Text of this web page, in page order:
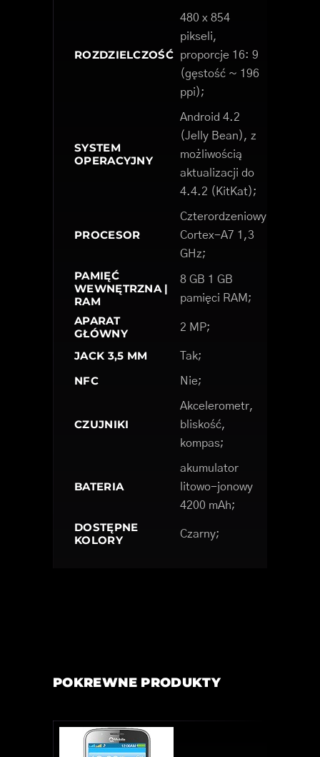
ROZDZIELCZOŚĆ
480 x 854
pikseli,
proporcje 16: 9
(gęstość ~ 196
ppi);
SYSTEM
OPERACYJNY
Android 4.2
(Jelly Bean), z
możliwością
aktualizacji do
4.4.2 (KitKat);
PROCESOR
Czterordzeniowy
Cortex-A7 1,3
GHz;
PAMIĘĆ
WEWNĘTRZNA |
RAM
8 GB 1 GB
pamięci RAM;
APARAT
GŁÓWNY
2 MP;
JACK 3,5 MM Tak;
NFC Nie;
CZUJNIKI
Akcelerometr,
bliskość,
kompas;
BATERIA
akumulator
litowo-jonowy
4200 mAh;
DOSTĘPNE
KOLORY
Czarny;
POKREWNE PRODUKTY